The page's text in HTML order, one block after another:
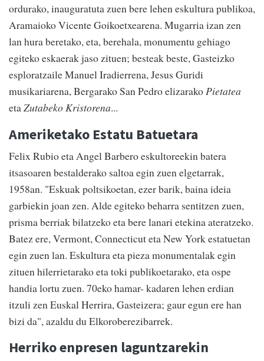
ordurako, inauguratuta zuen bere lehen eskultura publikoa,
Aramaioko Vicente Goikoetxearena. Mugarria izan zen
lan hura beretako, eta, berehala, monumentu gehiago
egiteko eskaerak jaso zituen; besteak beste, Gasteizko
esploratzaile Manuel Iradierrena, Jesus Guridi
musikariarena, Bergarako San Pedro elizarakoPietatea
etaZutabeko Kristorena...
Ameriketako Estatu Batuetara
Felix Rubio eta Angel Barbero eskultoreekin batera
itsasoaren bestalderako saltoa egin zuen elgetarrak,
1958an. "Eskuak poltsikoetan, ezer barik, baina ideia
garbiekin joan zen. Alde egiteko beharra sentitzen zuen,
prisma berriak bilatzeko eta bere lanari etekina ateratzeko.
Batez ere, Vermont, Connecticut eta New York estatuetan
egin zuen lan. Eskultura eta pieza monumentalak egin
zituen hilerrietarako eta toki publikoetarako, eta ospe
handia lortu zuen. 70eko hamar- kadaren lehen erdian
itzuli zen Euskal Herrira, Gasteizera; gaur egun ere han
bizi da", azaldu du Elkoroberezibarrek.
Herriko enpresen laguntzarekin